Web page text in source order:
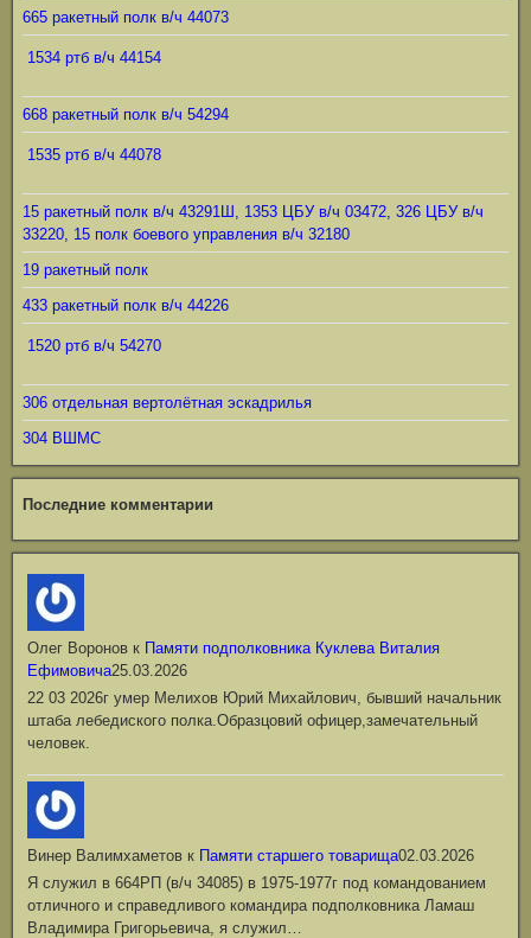
665 ракетный полк в/ч 44073
1534 ртб в/ч 44154
668 ракетный полк в/ч 54294
1535 ртб в/ч 44078
15 ракетный полк в/ч 43291Ш, 1353 ЦБУ в/ч 03472, 326 ЦБУ в/ч
33220, 15 полк боевого управления в/ч 32180
19 ракетный полк
433 ракетный полк в/ч 44226
1520 ртб в/ч 54270
306 отдельная вертолётная эскадрилья
304 ВШМС
Последние комментарии
Олег Воронов к Памяти подполковника Куклева Виталия
Ефимовича25.03.2026
22 03 2026г умер Мелихов Юрий Михайлович, бывший начальник
штаба лебедиского полка.Образцовий офицер,замечательный
человек.
Винер Валимхаметов к Памяти старшего товарища02.03.2026
Я служил в 664РП (в/ч 34085) в 1975-1977г под командованием
отличного и справедливого командира подполковника Ламаш
Владимира Григорьевича, я служил…